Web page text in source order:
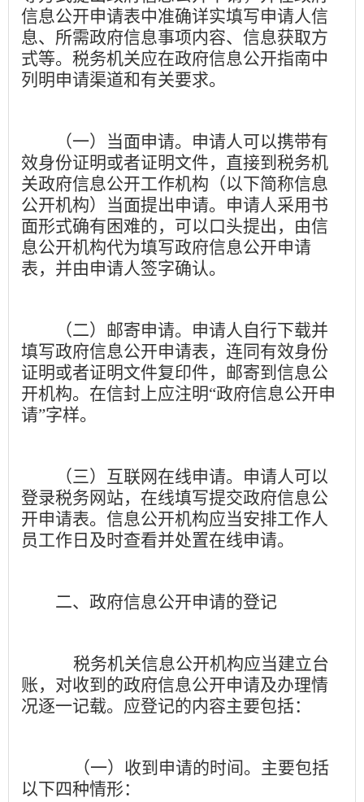
信息公开申请表中准确详实填写申请人信
息、所需政府信息事项内容、信息获取方
式等。税务机关应在政府信息公开指南中
列明申请渠道和有关要求。
（一）当面申请。 申请人可以携带有
效身份证明或者证明文件，直接到税务机
关政府信息公开工作机构（以下简称信息
公开机构）当面提出申请。申请人采用书
面形式确有困难的，可以口头提出，由信
息公开机构代为填写政府信息公开申请
表，并由申请人签字确认。
（二）邮寄申请。 申请人自行下载并
填写政府信息公开申请表，连同有效身份
证明或者证明文件复印件，邮寄到信息公
开机构。在信封上应注明“政府信息公开申
请”字样。
（三）互联网在线申请。 申请人可以
登录税务网站，在线填写提交政府信息公
开申请表。信息公开机构应当安排工作人
员工作日及时查看并处置在线申请。
二、政府信息公开申请的登记
税务机关信息公开机构应当建立台
账，对收到的政府信息公开申请及办理情
况逐一记载。应登记的内容主要包括：
（一）收到申请的时间。 主要包括
以下四种情形：